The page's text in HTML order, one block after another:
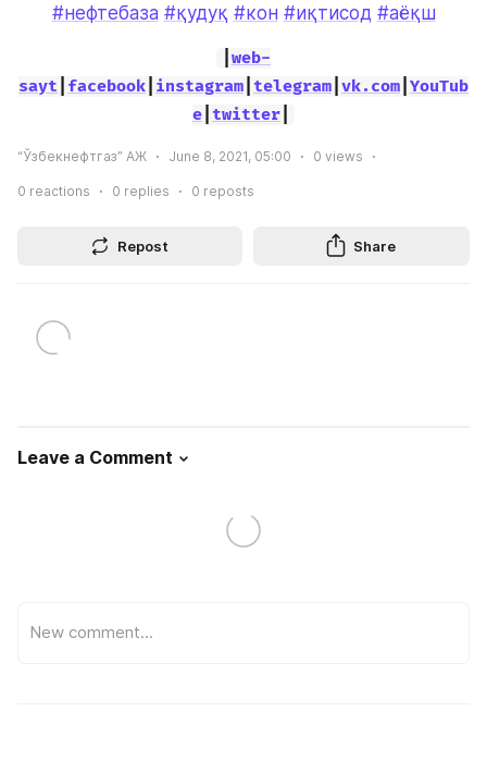
#нефтебаза #қудуқ #кон #иқтисод #аёқш
web-
sayt facebook instagram telegram vk.com YouTub
e| twitter|
“Ўзбекнефтгаз” АЖ June 8, 2021, 05:00 0 views
0 reactions 0 replies 0 reposts
Repost Share
Leave a Comment